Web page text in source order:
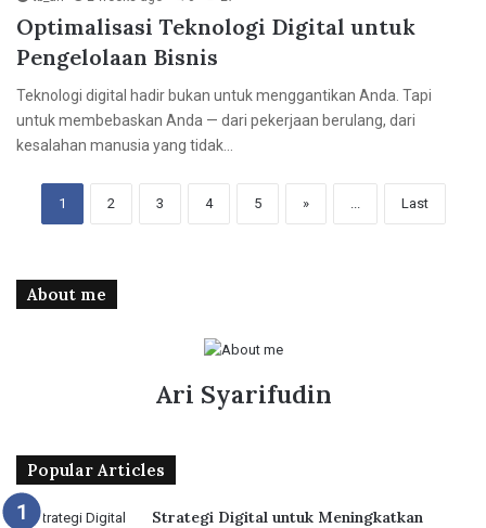
Optimalisasi Teknologi Digital untuk
Pengelolaan Bisnis
Teknologi digital hadir bukan untuk menggantikan Anda. Tapi
untuk membebaskan Anda — dari pekerjaan berulang, dari
kesalahan manusia yang tidak…
1 2 3 4 5 » Last
About me
Ari Syarifudin
Popular Articles
Strategi Digital untuk Meningkatkan